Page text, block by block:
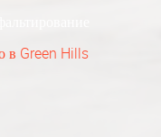
в Green Hills